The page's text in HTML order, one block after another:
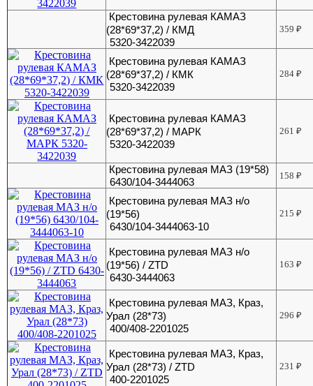
Крестовина рулевая КАМАЗ
(28*69*37,2) / КМД
5320-3422039
359₽
Крестовина рулевая КАМАЗ
(28*69*37,2) / КМК
5320-3422039
284₽
Крестовина рулевая КАМАЗ
(28*69*37,2) / МАРК
5320-3422039
261₽
Крестовина рулевая МАЗ (19*58)
6430/104-3444063
158₽
Крестовина рулевая МАЗ н/о
(19*56)
6430/104-3444063-10
215₽
Крестовина рулевая МАЗ н/о
(19*56) / ZTD
6430-3444063
163₽
Крестовина рулевая МАЗ, Краз,
Урал (28*73)
400/408-2201025
296₽
Крестовина рулевая МАЗ, Краз,
Урал (28*73) / ZTD
400-2201025
231₽